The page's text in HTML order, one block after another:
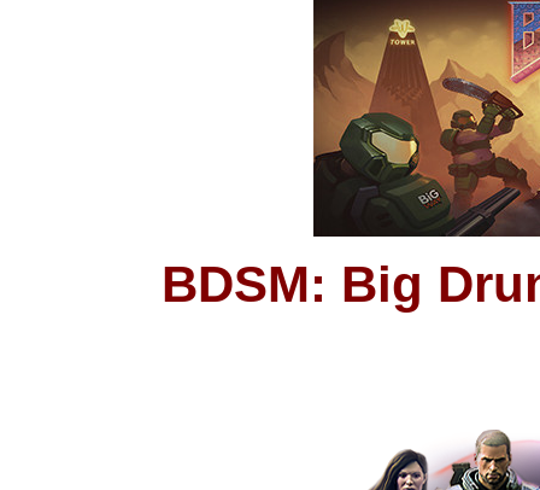
BDSM: Big